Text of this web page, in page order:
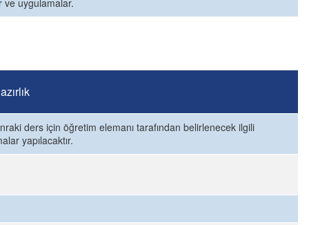
ve uygulamalar.
ders için öğretim elemanı tarafından belirlenecek ilgili
yapılacaktır.